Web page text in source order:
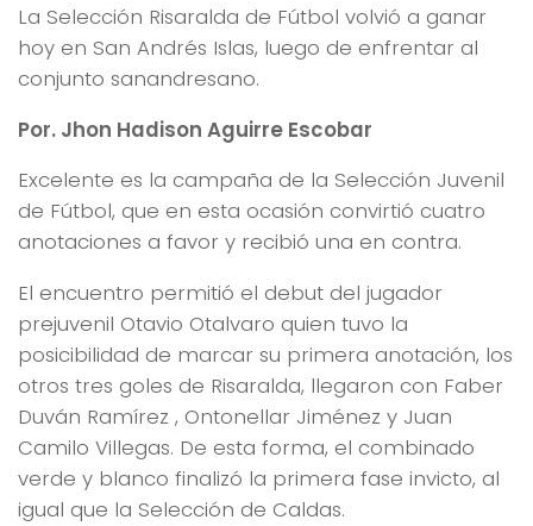
La Selección Risaralda de Fútbol volvió a ganar
hoy en San Andrés Islas, luego de enfrentar al
conjunto sanandresano.
Por. Jhon Hadison Aguirre Escobar
Excelente es la campaña de la Selección Juvenil
de Fútbol, que en esta ocasión convirtió cuatro
anotaciones a favor y recibió una en contra.
El encuentro permitió el debut del jugador
prejuvenil Otavio Otalvaro quien tuvo la
posicibilidad de marcar su primera anotación, los
otros tres goles de Risaralda, llegaron con Faber
Duván Ramírez , Ontonellar Jiménez y Juan
Camilo Villegas. De esta forma, el combinado
verde y blanco finalizó la primera fase invicto, al
igual que la Selección de Caldas.